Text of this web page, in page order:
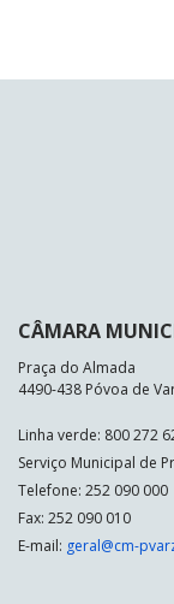
CÂMARA
Praça do Almada
4490-438 Póvoa de
Linha verde: 800 272
Serviço Municipal de
Telefone: 252 090 000
Fax: 252 090 010
E-mail: geral@cm-